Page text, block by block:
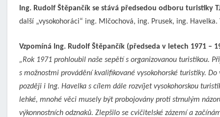
Ing. Rudolf Štěpančík se stává předsedou odboru turistiky
další „vysokohoráci“ ing. Mlčochová, ing. Prusek, ing.
Vzpomíná Ing. Rudolf Štěpančík (předseda v letech 1971 –
„Rok 1971 prohloubil naše sepětí s organizovanou turistikou.
s možnostmi provádění kvalifikované vysokohorské turistiky.
později i Ing. Havelka s cílem dále rozvíjet vysokohorskou
lehké, mnohé věci musely být probojovány proti strnulým
výkonnostních odznaků. Zlepšilo se cvičitelské zázemí a